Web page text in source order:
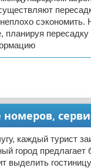
сэкономить.
планируя
каждый турист
город
выделить